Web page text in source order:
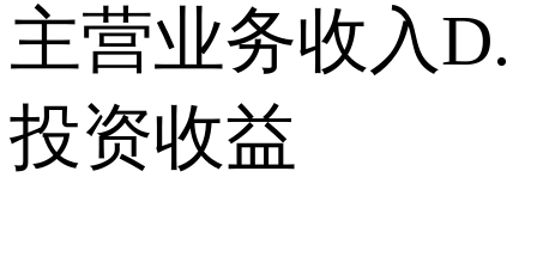
主营业务收入D.
投资收益